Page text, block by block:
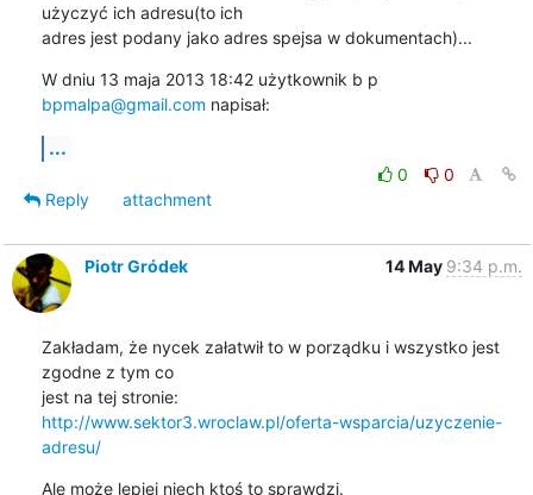
użyczyć ich adresu(to ich
adres jest podany jako adres spejsa w dokumentach)...
bpmalpa@gmail.com napisał:
...
0
0
Reply
attachment
Piotr Gródek 14 May 9:34 p.m.
Zakładam, że nycek załatwił to w porządku i wszystko jest
zgodne z tym co
http://www.sektor3.wroclaw.pl/oferta-wsparcia/uzyczenie-
adresu/
Ale może lepiej niech ktoś to sprawdzi.